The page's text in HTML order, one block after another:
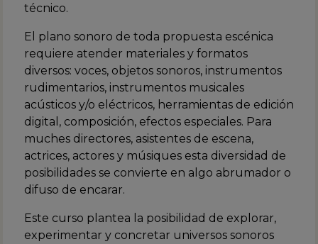
técnico.
El plano sonoro de toda propuesta escénica
requiere atender materiales y formatos
diversos: voces, objetos sonoros, instrumentos
rudimentarios, instrumentos musicales
acústicos y/o eléctricos, herramientas de edición
digital, composición, efectos especiales. Para
muches directores, asistentes de escena,
actrices, actores y músiques esta diversidad de
posibilidades se convierte en algo abrumador o
difuso de encarar.
Este curso plantea la posibilidad de explorar,
experimentar y concretar universos sonoros